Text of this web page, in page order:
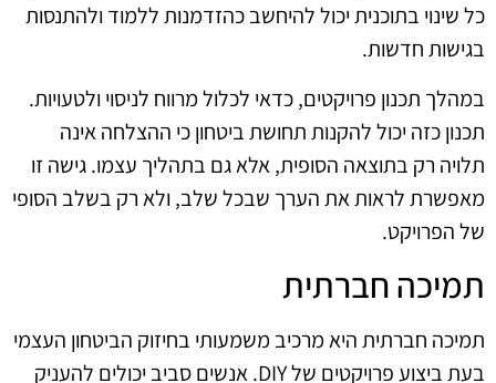
כל שינוי בתוכנית יכול להיחשב כהזדמנות ללמוד ולהתנסות
בגישות חדשות.
במהלך תכנון פרויקטים, כדאי לכלול מרווח לניסוי ולטעויות.
תכנון כזה יכול להקנות תחושת ביטחון כי ההצלחה אינה
תלויה רק בתוצאה הסופית, אלא גם בתהליך עצמו. גישה זו
מאפשרת לראות את הערך שבכל שלב, ולא רק בשלב הסופי
של הפרויקט.
תמיכה חברתית
תמיכה חברתית היא מרכיב משמעותי בחיזוק הביטחון העצמי
בעת ביצוע פרויקטים של DIY. אנשים סביב יכולים להעניק